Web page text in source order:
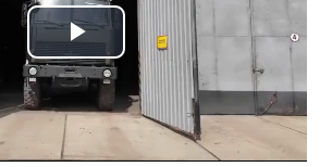
Play
Video